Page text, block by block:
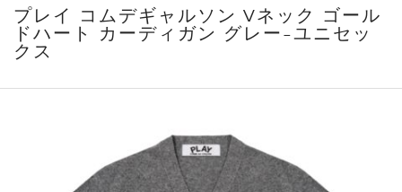
プレイ コムデギャルソン Vネック ゴール
ドハート カーディガン グレー-ユニセッ
クス